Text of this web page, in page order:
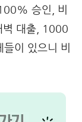
승인, 비
벽 대출, 1000
이 있으니 비